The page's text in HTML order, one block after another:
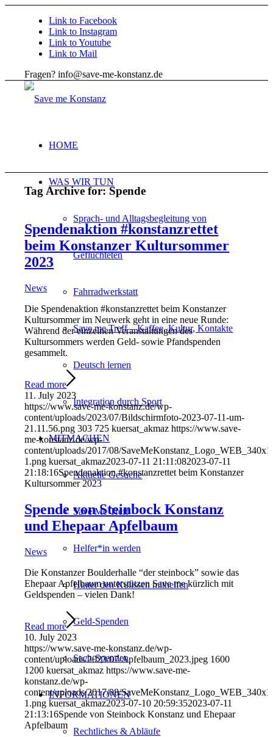
Link to Facebook
Link to Instagram
Link to Youtube
Link to Mail
Fragen? info@save-me-konstanz.de
HOME
WAS WIR TUN
Sprach- und Alltagsbegleitung von
Geflüchteten
Fahrradwerkstatt
Save me Treff – Kaffee, Kultur, Kontakte
Deutsch lernen
Integration durch Sport
MITMACHEN
Aktuelle Gesuche
Save Me Treff
Helfer*in werden
Hinter den Kulissen mithelfen
Geld-Spenden
Sach-Spenden
INFORMATIONEN
Rechtliches & Abläufe
Tag Archive for:Spende
Spendenaktion #konstanzrettet
beim Konstanzer Kultursommer
2023
News
Die Spendenaktion #konstanzrettet beim Konstanzer
Kultursommer im Neuwerk geht in eine neue Runde:
Während der einzelnen Veranstaltungen des
Kultursommers werden Geld- sowie Pfandspenden
gesammelt.
Read more
11. July 2023
https://www.save-me-konstanz.de/wp-
content/uploads/2023/07/Bildschirmfoto-2023-07-11-um-
21.11.56.png 303 725 kuersat_akmaz https://www.save-
me-konstanz.de/wp-
content/uploads/2017/08/
1.png kuersat_akmaz2023-07-11 21:11:082023-07-11
21:18:16Spendenaktion #konstanzrettet beim Konstanzer
Kultursommer 2023
Spende von Steinbock Konstanz
und Ehepaar Apfelbaum
News
Die Konstanzer Boulderhalle “der steinbock” sowie das
Ehepaar Apfelbaum unterstützen Save me kürzlich mit
Geldspenden – vielen Dank!
Read more
10. July 2023
https://www.save-me-konstanz.de/wp-
content/uploads/2023/07/Apfelbaum_2023.jpeg 1600
1200 kuersat_akmaz https://www.save-me-
konstanz.de/wp-
content/uploads/2017/08/
1.png kuersat_akmaz2023-07-10 20:59:352023-07-11
21:13:16Spende von Steinbock Konstanz und Ehepaar
Apfelbaum